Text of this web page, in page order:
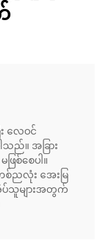
လေဝင်
။ အခြား
ြစ်စေပါ။
ညလုံး အေးမြ
သူများအတွက်